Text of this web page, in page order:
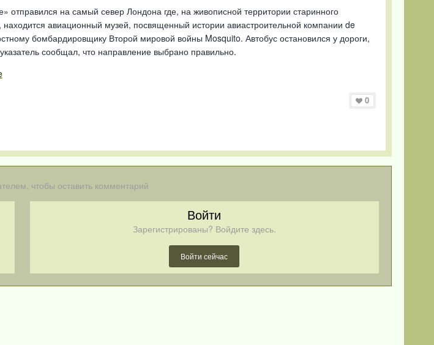
отправился на самый север Лондона где, на живописной территории старинного
авиационный музей, посвященный истории авиастроительной компании de
бомбардировщику Второй мировой войны Mosquito. Автобус остановился у дороги,
сообщал, что направление выбрано правильно.
0
чтобы оставить комментарий
Войти
Зарегистрированы? Войдите здесь.
Войти сейчас